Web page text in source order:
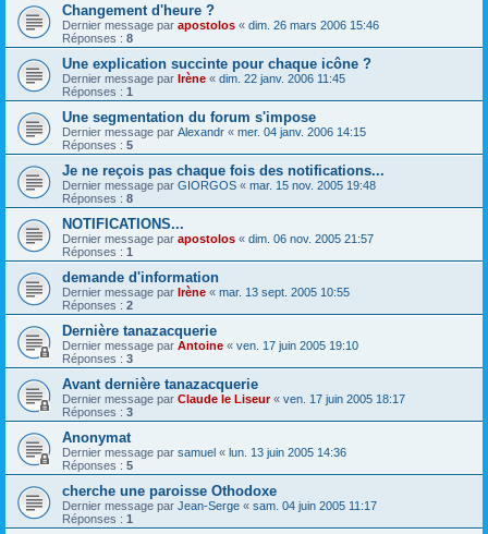
Changement d'heure ?
Dernier message par apostolos « dim. 26 mars 2006 15:46
Réponses : 8
Une explication succinte pour chaque icône ?
Dernier message par Irène « dim. 22 janv. 2006 11:45
Réponses : 1
Une segmentation du forum s'impose
Dernier message par Alexandr « mer. 04 janv. 2006 14:15
Réponses : 5
Je ne reçois pas chaque fois des notifications...
Dernier message par GIORGOS « mar. 15 nov. 2005 19:48
Réponses : 8
NOTIFICATIONS...
Dernier message par apostolos « dim. 06 nov. 2005 21:57
Réponses : 1
demande d'information
Dernier message par Irène « mar. 13 sept. 2005 10:55
Réponses : 2
Dernière tanazacquerie
Dernier message par Antoine « ven. 17 juin 2005 19:10
Réponses : 3
Avant dernière tanazacquerie
Dernier message par Claude le Liseur« ven. 17 juin 2005 18:17
Réponses : 3
Anonymat
Dernier message par samuel « lun. 13 juin 2005 14:36
Réponses : 5
cherche une paroisse Othodoxe
Dernier message par Jean-Serge « sam. 04 juin 2005 11:17
Réponses : 1